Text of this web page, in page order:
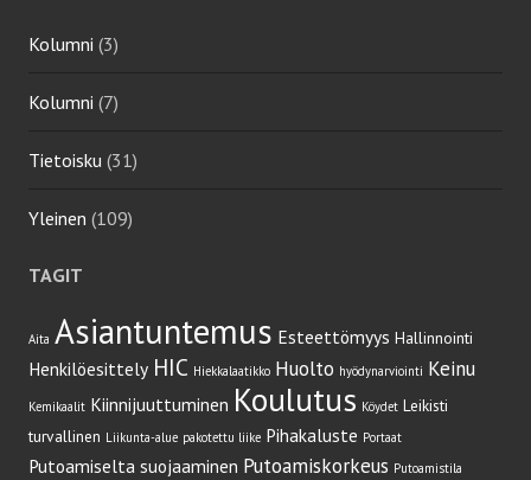
Kolumni (3)
Kolumni (7)
Tietoisku (31)
Yleinen (109)
TAGIT
Aita Asiantuntemus Esteettömyys Hallinnointi
Henkilöesittely HIC Hiekkalaatikko Huolto hyödynarviointi Keinu
Kemikaalit Kiinnijuuttuminen Koulutus Köydet Leikisti
turvallinen Liikunta-alue pakotettu liike Pihakaluste Portaat
Putoamiselta suojaaminen Putoamiskorkeus Putoamistila